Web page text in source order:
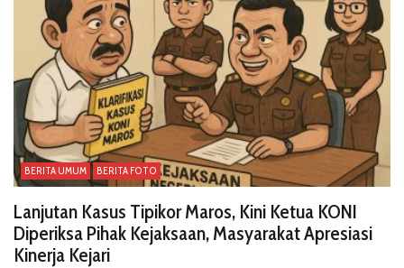
BERITA UMUM BERITA FOTO
Lanjutan Kasus Tipikor Maros, Kini Ketua KONI
Diperiksa Pihak Kejaksaan, Masyarakat Apresiasi
Kinerja Kejari